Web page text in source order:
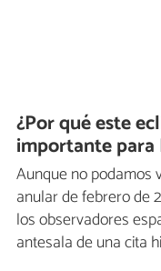
¿Por qué este
importante para
Aunque no podamos
anular de febrero de
los observadores
antesala de una cita